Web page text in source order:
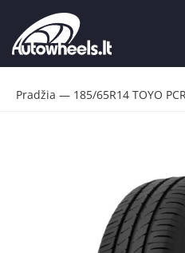
Pradžia — 185/65R14 TOYO